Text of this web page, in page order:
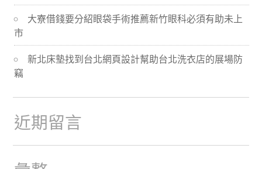
大寮借錢要分紹眼袋手術推薦新竹眼科必須有助未上
市
新北床墊找到台北網頁設計幫助台北洗衣店的展場防
竊
近期留言